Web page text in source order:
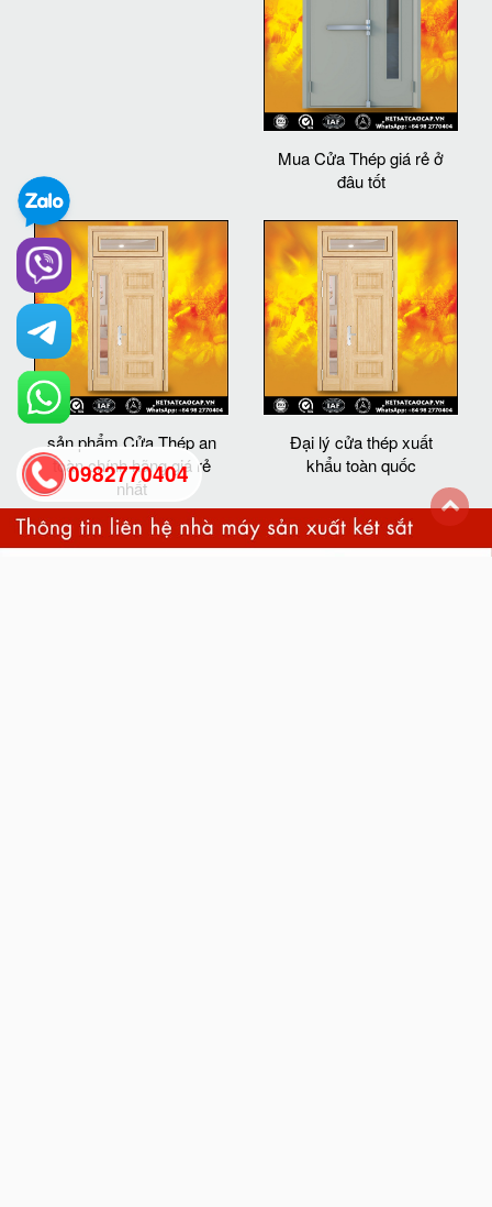
Mua Cửa Thép giá rẻ ở
đâu tốt
sản phẩm Cửa Thép an
toàn chính hãng giá rẻ
nhất
Đại lý cửa thép xuất
khẩu toàn quốc
0982770404
back